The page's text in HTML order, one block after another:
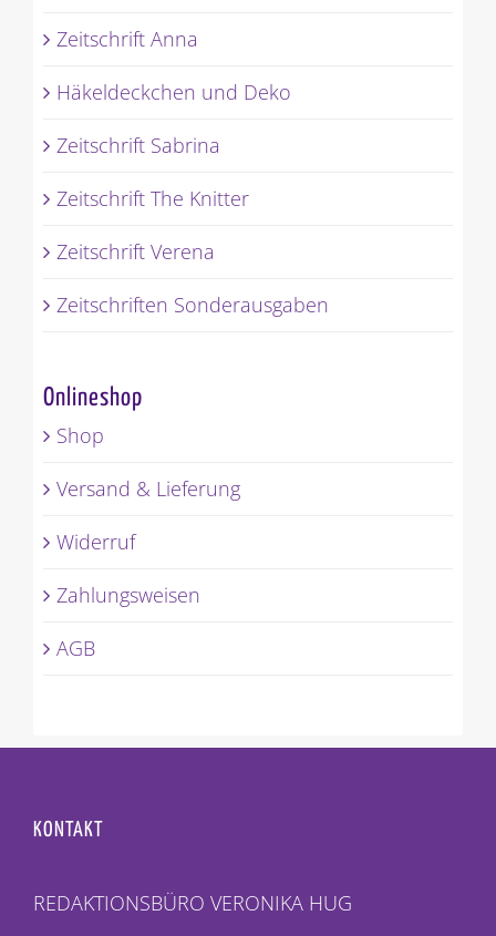
Zeitschrift Anna
Häkeldeckchen und Deko
Zeitschrift Sabrina
Zeitschrift The Knitter
Zeitschrift Verena
Zeitschriften Sonderausgaben
Onlineshop
Shop
Versand & Lieferung
Widerruf
Zahlungsweisen
AGB
KONTAKT
REDAKTIONSBÜRO VERONIKA HUG